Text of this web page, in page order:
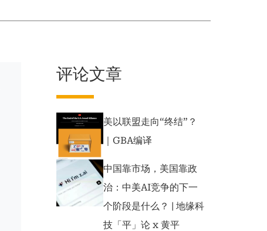
评论文章
美以联盟走向“终结”？
｜GBA编译
中国靠市场，美国靠政
治：中美AI竞争的下一
个阶段是什么？ | 地缘科
技「平」论 x 黄平